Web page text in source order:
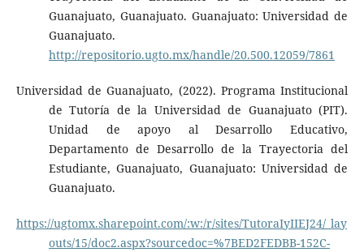
Guanajuato, Guanajuato. Guanajuato: Universidad de
Guanajuato.
http://repositorio.ugto.mx/handle/20.500.12059/7861
Universidad de Guanajuato, (2022). Programa Institucional
de Tutoría de la Universidad de Guanajuato (PIT).
Unidad de apoyo al Desarrollo Educativo,
Departamento de Desarrollo de la Trayectoria del
Estudiante, Guanajuato, Guanajuato: Universidad de
Guanajuato.
https://ugtomx.sharepoint.com/:w:/r/sites/TutoraIyIIEJ24/_lay
outs/15/doc2.aspx?sourcedoc=%7BED2FEDBB-152C-